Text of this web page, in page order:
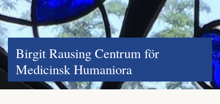
Birgit Rausing Centrum för
Medicinsk Humaniora